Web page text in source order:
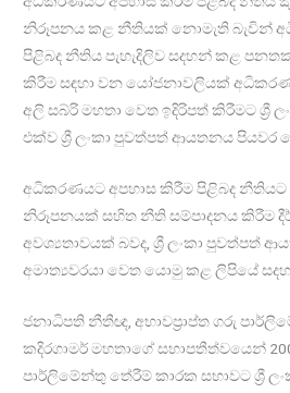
නිරූපනය කළ නීතියක් නොමැති බැවින්
පිළිබද නීතිය පැහැදිලිව සදහන් කළ
කිරීම සඳහා වන යෝජනාවලියක්
අලි සබ්රි මහතා වෙත ඉදිරිපත් කිරීමට ශ්‍රී
එක්ව ශ්‍රී ලංකා පුවත්පත් ආයතනය පියවර
අධිකරණයට අපහාස කිරීම පිළිබද නීතියට
නිරූපනයක් සහිත නීති සම්පාදනය කිරීම
අවශ්‍යතාවයක් බවද, ශ්‍රී ලංකා පුවත්පත්
අමාත්‍යවරයා වෙත යොමු කළ ලිපියේ
ජනාධිපති නීතීඥ, අභාවප්‍රාප්ත ගරු
කදිරගාමර් මහතාගේ සභාපතීත්වයෙන්
පාර්ලිමේන්තු තේරීම් කාරක සභාවට ශ්‍රී